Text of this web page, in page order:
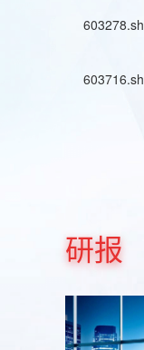
603278.sh
603716.sh
研报